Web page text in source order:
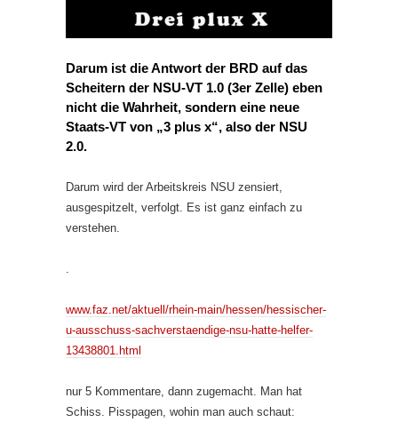
Darum ist die Antwort der BRD auf das
Scheitern der NSU-VT 1.0 (3er Zelle) eben
nicht die Wahrheit, sondern eine neue
Staats-VT von „3 plus x“, also der NSU
2.0.
Darum wird der Arbeitskreis NSU zensiert,
ausgespitzelt, verfolgt. Es ist ganz einfach zu
verstehen.
www.faz.net/aktuell/rhein-main/hessen/hessischer-
u-ausschuss-sachverstaendige-nsu-hatte-helfer-
13438801.html
nur 5 Kommentare, dann zugemacht. Man hat
Schiss. Pisspagen, wohin man auch schaut: